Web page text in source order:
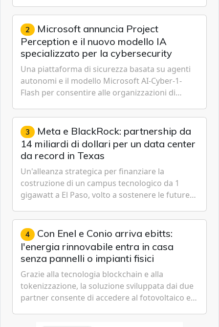
Cybersecurity.
2 Microsoft annuncia Project
Perception e il nuovo modello IA
specializzato per la cybersecurity
Una piattaforma di sicurezza basata su agenti
autonomi e il modello Microsoft AI-Cyber-1-
Flash per consentire alle organizzazioni di
gestione continua del rischio.
3 Meta e BlackRock: partnership da
14 miliardi di dollari per un data center
da record in Texas
Un'alleanza strategica per finanziare la
costruzione di un campus tecnologico da 1
gigawatt a El Paso, volto a sostenere le future
artificiale dell'azienda di Mark Zuckerberg.
4 Con Enel e Conio arriva ebitts:
l'energia rinnovabile entra in casa
senza pannelli o impianti fisici
Grazie alla tecnologia blockchain e alla
tokenizzazione, la soluzione sviluppata dai due
partner consente di accedere al fotovoltaico e